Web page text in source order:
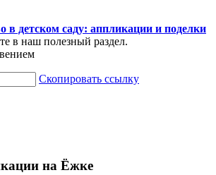
в детском саду: аппликации и поделки
в наш полезный раздел.
Скопировать ссылку
на Ёжке